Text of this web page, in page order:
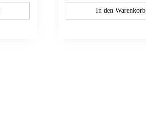
In den Warenkorb